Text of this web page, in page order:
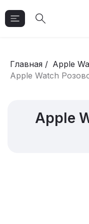
Главная / Apple
Apple Watch
Apple